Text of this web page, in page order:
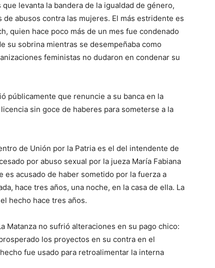
levanta la bandera de la igualdad de género,
abusos contra las mujeres. El más estridente es
quien hace poco más de un mes fue condenado
su sobrina mientras se desempeñaba como
feministas no dudaron en condenar su
públicamente que renuncie a su banca en la
sin goce de haberes para someterse a la
de Unión por la Patria es el del intendente de
por abuso sexual por la jueza María Fabiana
acusado de haber sometido por la fuerza a
hace tres años, una noche, en la casa de ella. La
hecho hace tres años.
Matanza no sufrió alteraciones en su pago chico:
los proyectos en su contra en el
fue usado para retroalimentar la interna